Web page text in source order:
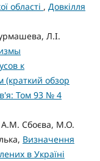
області , Довкілля
Л.І.
к
(краткий обзор
Том 93 № 4
А.М. Сбоєва, М.О.
Визначення
в Україні